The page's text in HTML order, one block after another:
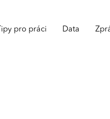
Tipy pro práci Data